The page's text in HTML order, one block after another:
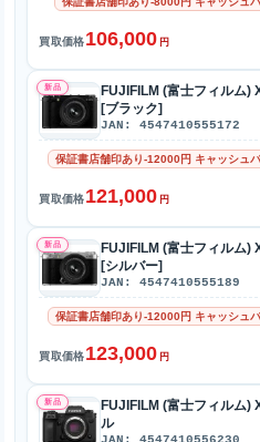
買取価格106,000 円
新品
FUJIFILM (富士フィルム)
[ブラック]
JAN: 4547410555172
保証書店舗印あり-12000円 キャッシュ
買取価格121,000 円
新品
FUJIFILM (富士フィルム)
[シルバー]
JAN: 4547410555189
保証書店舗印あり-12000円 キャッシュ
買取価格123,000 円
新品
FUJIFILM (富士フィルム)
ル
JAN: 4547410556230